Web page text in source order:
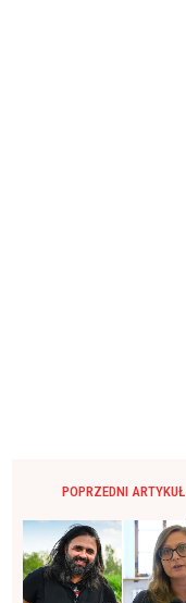
POPRZEDNI ARTYKUŁ